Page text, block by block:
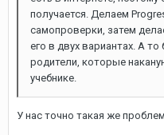
получается. Делаем
самопроверки, затем
его в двух вариантах. А
родители, которые
учебнике.
У нас точно такая же